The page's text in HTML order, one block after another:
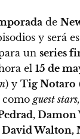
de
y será
un series
el 15 de
) y Tig Notaro
como guest stars,
Damon
Walton,